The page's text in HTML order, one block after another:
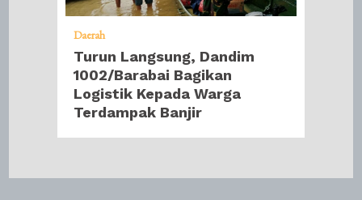
Daerah
Turun Langsung, Dandim
1002/Barabai Bagikan
Logistik Kepada Warga
Terdampak Banjir